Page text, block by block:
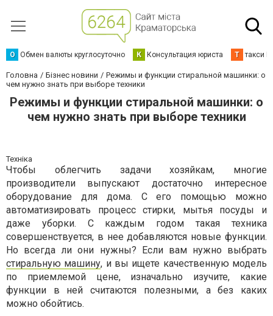
О Обмен валюты круглосуточно К Консультация юриста Т такси
Головна Бізнес новини
Режимы и функции стиральной машинки: о
чем нужно знать при выборе техники
Режимы и функции стиральной машинки: о
чем нужно знать при выборе техники
Техніка
Чтобы облегчить задачи хозяйкам, многие
производители выпускают достаточно интересное
оборудование для дома. С его помощью можно
автоматизировать процесс стирки, мытья посуды и
даже уборки. С каждым годом такая техника
совершенствуется, в нее добавляются новые функции.
Но всегда ли они нужны? Если вам нужно выбрать
стиральную машину, и вы ищете качественную модель
по приемлемой цене, изначально изучите, какие
функции в ней считаются полезными, а без каких
можно обойтись.